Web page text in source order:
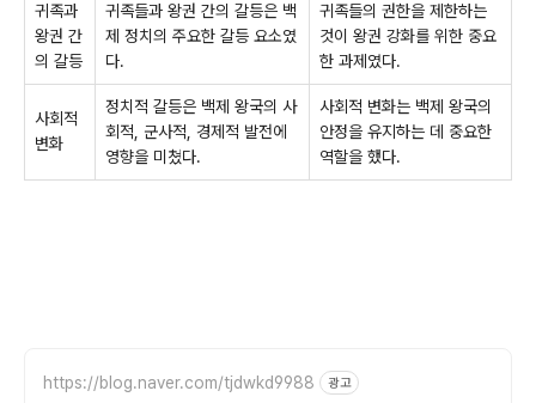
귀족과
왕권 간
의 갈등
귀족들과 왕권 간의 갈등은 백
제 정치의 주요한 갈등 요소였
다.
귀족들의 권한을 제한하는
것이 왕권 강화를 위한 중요
한 과제였다.
사회적
변화
정치적 갈등은 백제 왕국의 사
회적, 군사적, 경제적 발전에
영향을 미쳤다.
사회적 변화는 백제 왕국의
안정을 유지하는 데 중요한
역할을 했다.
https://blog.naver.com/tjdwkd9988 광고